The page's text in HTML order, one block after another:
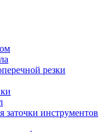
резки
заточки инструментов